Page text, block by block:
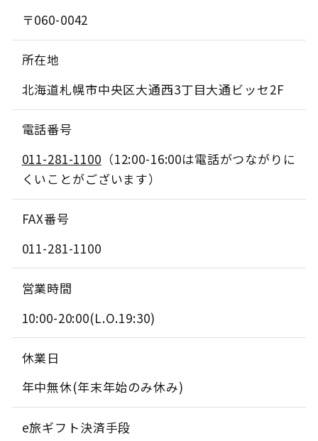
〒060-0042
所在地
北海道札幌市中央区大通西3丁目大通ビッセ2F
電話番号
011-281-1100 （12:00-16:00は電話がつながりに
くいことがございます）
FAX番号
011-281-1100
営業時間
10:00-20:00(L.O.19:30)
休業日
年中無休(年末年始のみ休み)
e旅ギフト決済手段